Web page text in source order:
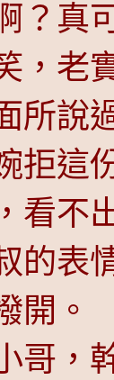
？
，老
所說
拒這
看
的表
開。
哥